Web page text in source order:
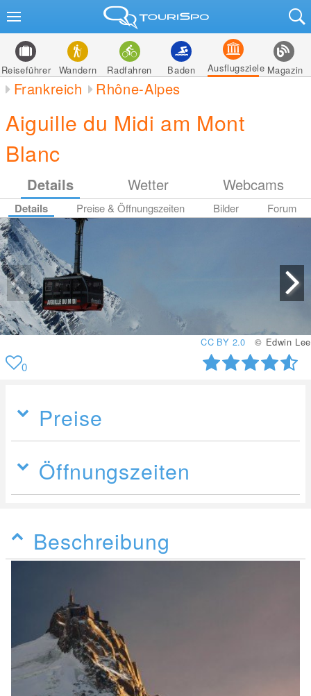
Reiseführer Wandern Radfahren Baden Ausflugsziele Magazin
Frankreich Rhône-Alpes
Aiguille du Midi am Mont
Blanc
Details Wetter Webcams
Details Preise & Öffnungszeiten Bilder Forum
CC BY 2.0 © Edwin Lee
0
Preise
Öffnungszeiten
Beschreibung